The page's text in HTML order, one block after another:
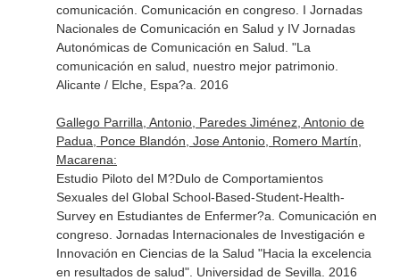
comunicación. Comunicación en congreso. I Jornadas
Nacionales de Comunicación en Salud y IV Jornadas
Autonómicas de Comunicación en Salud. "La
comunicación en salud, nuestro mejor patrimonio.
Alicante / Elche, Espa?a. 2016
Gallego Parrilla, Antonio, Paredes Jiménez, Antonio de
Padua, Ponce Blandón, Jose Antonio, Romero Martín,
Macarena:
Estudio Piloto del M?Dulo de Comportamientos
Sexuales del Global School-Based-Student-Health-
Survey en Estudiantes de Enfermer?a. Comunicación en
congreso. Jornadas Internacionales de Investigación e
Innovación en Ciencias de la Salud "Hacia la excelencia
en resultados de salud". Universidad de Sevilla. 2016